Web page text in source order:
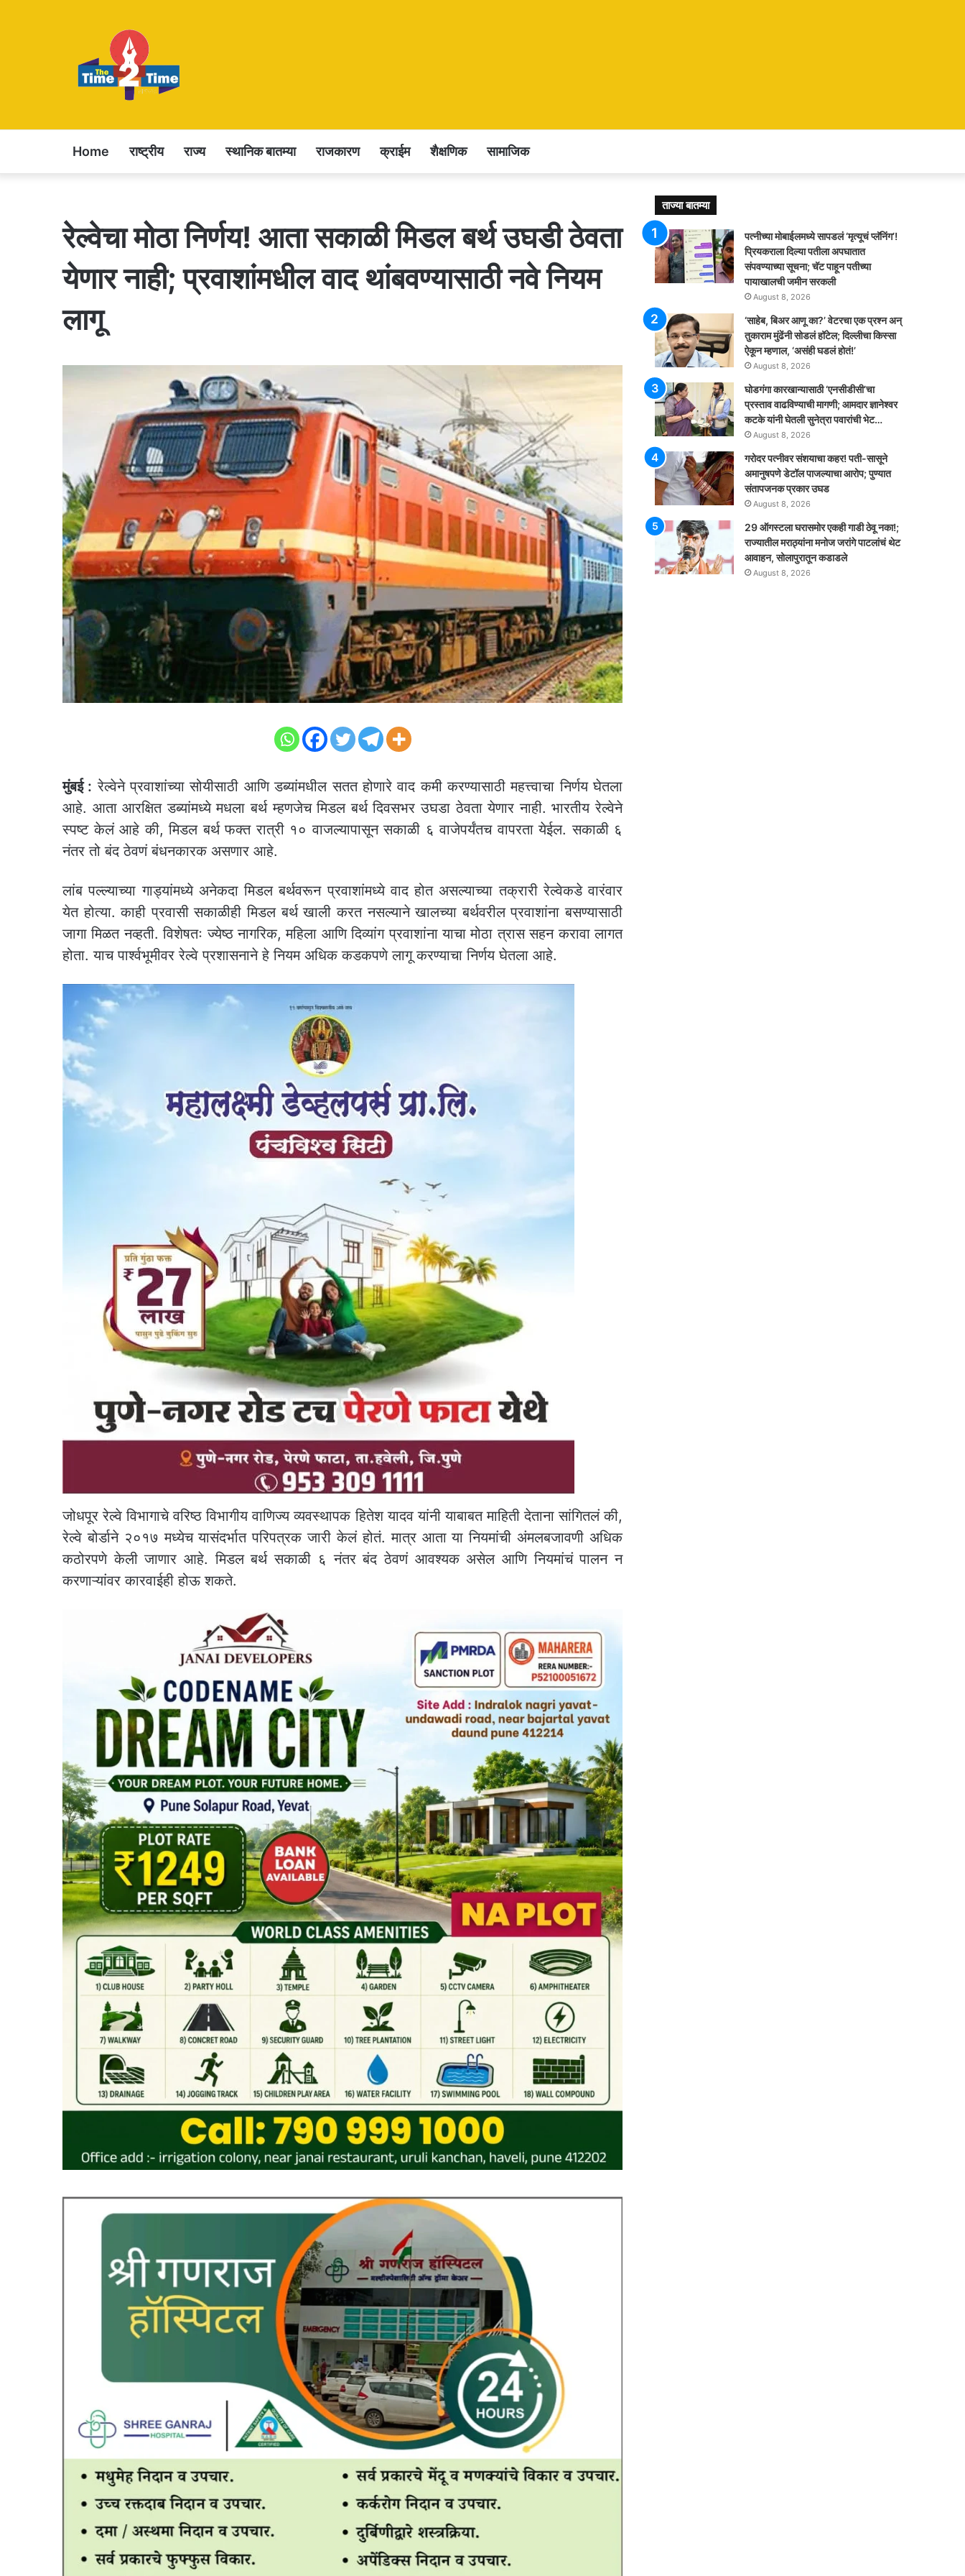
Home राष्ट्रीय राज्य स्थानिक बातम्या राजकारण क्राईम शैक्षणिक सामाजिक
रेल्वेचा मोठा निर्णय! आता सकाळी मिडल बर्थ उघडी ठेवता
येणार नाही; प्रवाशांमधील वाद थांबवण्यासाठी नवे नियम
लागू
मुंबई : रेल्वेने प्रवाशांच्या सोयीसाठी आणि डब्यांमधील सतत होणारे वाद कमी करण्यासाठी महत्त्वाचा निर्णय घेतला
आहे. आता आरक्षित डब्यांमध्ये मधला बर्थ म्हणजेच मिडल बर्थ दिवसभर उघडा ठेवता येणार नाही. भारतीय रेल्वेने
स्पष्ट केलं आहे की, मिडल बर्थ फक्त रात्री १० वाजल्यापासून सकाळी ६ वाजेपर्यंतच वापरता येईल. सकाळी ६
नंतर तो बंद ठेवणं बंधनकारक असणार आहे.
लांब पल्ल्याच्या गाड्यांमध्ये अनेकदा मिडल बर्थवरून प्रवाशांमध्ये वाद होत असल्याच्या तक्रारी रेल्वेकडे वारंवार
येत होत्या. काही प्रवासी सकाळीही मिडल बर्थ खाली करत नसल्याने खालच्या बर्थवरील प्रवाशांना बसण्यासाठी
जागा मिळत नव्हती. विशेषतः ज्येष्ठ नागरिक, महिला आणि दिव्यांग प्रवाशांना याचा मोठा त्रास सहन करावा लागत
होता. याच पार्श्वभूमीवर रेल्वे प्रशासनाने हे नियम अधिक कडकपणे लागू करण्याचा निर्णय घेतला आहे.
जोधपूर रेल्वे विभागाचे वरिष्ठ विभागीय वाणिज्य व्यवस्थापक हितेश यादव यांनी याबाबत माहिती देताना सांगितलं की,
रेल्वे बोर्डाने २०१७ मध्येच यासंदर्भात परिपत्रक जारी केलं होतं. मात्र आता या नियमांची अंमलबजावणी अधिक
कठोरपणे केली जाणार आहे. मिडल बर्थ सकाळी ६ नंतर बंद ठेवणं आवश्यक असेल आणि नियमांचं पालन न
करणाऱ्यांवर कारवाईही होऊ शकते.
ताज्या बातम्या
पत्नीच्या मोबाईलमध्ये सापडलं ‘मृत्यूचं प्लॅनिंग’!
प्रियकराला दिल्या पतीला अपघातात
संपवण्याच्या सूचना; चॅट पाहून पतीच्या
पायाखालची जमीन सरकली
August 8, 2026
‘साहेब, बिअर आणू का?’ वेटरचा एक प्रश्न अन्
तुकाराम मुंढेंनी सोडलं हॉटेल; दिल्लीचा किस्सा
ऐकून म्हणाल, ‘असंही घडलं होतं!’
August 8, 2026
घोडगंगा कारखान्यासाठी ‘एनसीडीसी’चा
प्रस्ताव वाढविण्याची मागणी; आमदार ज्ञानेश्वर
कटके यांनी घेतली सुनेत्रा पवारांची भेट…
August 8, 2026
गरोदर पत्नीवर संशयाचा कहर! पती-सासूने
अमानुषपणे डेटॉल पाजल्याचा आरोप; पुण्यात
संतापजनक प्रकार उघड
August 8, 2026
29 ऑगस्टला घरासमोर एकही गाडी ठेवू नका!;
राज्यातील मराठ्यांना मनोज जरांगे पाटलांचं थेट
आवाहन, सोलापुरातून कडाडले
August 8, 2026